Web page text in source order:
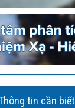
tin cần biết